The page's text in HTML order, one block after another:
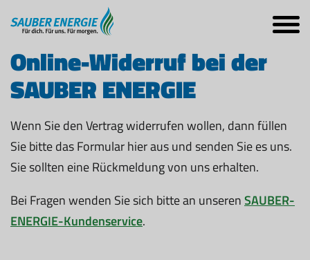
Online-Widerruf bei der
SAUBER ENERGIE
Wenn Sie den Vertrag widerrufen wollen, dann füllen
Sie bitte das Formular hier aus und senden Sie es uns.
Sie sollten eine Rückmeldung von uns erhalten.
Bei Fragen wenden Sie sich bitte an unserenSAUBER-
ENERGIE-Kundenservice.